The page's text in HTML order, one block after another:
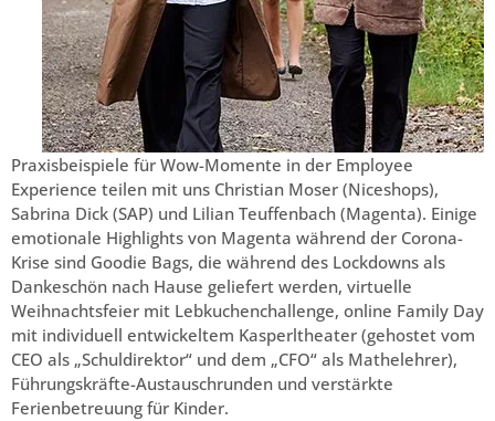
Praxisbeispiele für Wow-Momente in der Employee
Experience teilen mit uns Christian Moser (Niceshops),
Sabrina Dick (SAP) und Lilian Teuffenbach (Magenta). Einige
emotionale Highlights von Magenta während der Corona-
Krise sind Goodie Bags, die während des Lockdowns als
Dankeschön nach Hause geliefert werden, virtuelle
Weihnachtsfeier mit Lebkuchenchallenge, online Family Day
mit individuell entwickeltem Kasperltheater (gehostet vom
CEO als „Schuldirektor“ und dem „CFO“ als Mathelehrer),
Führungskräfte-Austauschrunden und verstärkte
Ferienbetreuung für Kinder.